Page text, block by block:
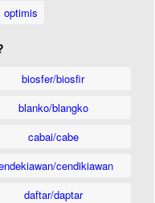
optimis
biosfer/biosfir
blanko/blangko
cabai/cabe
cendikiawan
daftar/daptar